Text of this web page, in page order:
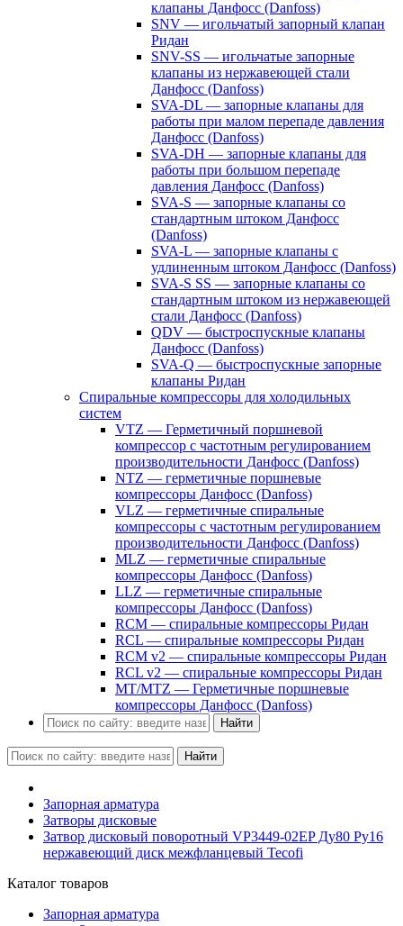
клапаны Данфосс (Danfoss)
SNV — игольчатый запорный клапан
Ридан
SNV-SS — игольчатые запорные
клапаны из нержавеющей стали
Данфосс (Danfoss)
SVA-DL — запорные клапаны для
работы при малом перепаде давления
Данфосс (Danfoss)
SVA-DH — запорные клапаны для
работы при большом перепаде
давления Данфосс (Danfoss)
SVA-S — запорные клапаны со
стандартным штоком Данфосс
(Danfoss)
SVA-L — запорные клапаны с
удлиненным штоком Данфосс (Danfoss)
SVA-S SS — запорные клапаны со
стандартным штоком из нержавеющей
стали Данфосс (Danfoss)
QDV — быстроспускные клапаны
Данфосс (Danfoss)
SVA-Q — быстроспускные запорные
клапаны Ридан
Спиральные компрессоры для холодильных
систем
VTZ — Герметичный поршневой
компрессор с частотным регулированием
производительности Данфосс (Danfoss)
NTZ — герметичные поршневые
компрессоры Данфосс (Danfoss)
VLZ — герметичные спиральные
компрессоры с частотным регулированием
производительности Данфосс (Danfoss)
MLZ — герметичные спиральные
компрессоры Данфосс (Danfoss)
LLZ — герметичные спиральные
компрессоры Данфосс (Danfoss)
RCM — спиральные компрессоры Ридан
RCL — спиральные компрессоры Ридан
RCM v2 — спиральные компрессоры Ридан
RCL v2 — спиральные компрессоры Ридан
MT/MTZ — Герметичные поршневые
компрессоры Данфосс (Danfoss)
Найти
Найти
Запорная арматура
Затворы дисковые
Затвор дисковый поворотный VP3449-02EP Ду80 Ру16
нержавеющий диск межфланцевый Tecofi
Каталог товаров
Запорная арматура